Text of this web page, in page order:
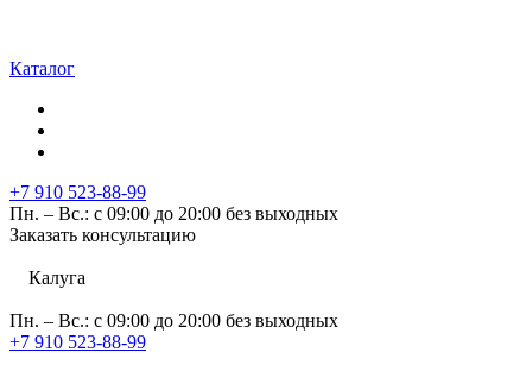
Каталог
+7 910 523-88-99
Пн. – Вс.: с 09:00 до 20:00 без выходных
Заказать консультацию
Калуга
Пн. – Вс.: с 09:00 до 20:00 без выходных
+7 910 523-88-99